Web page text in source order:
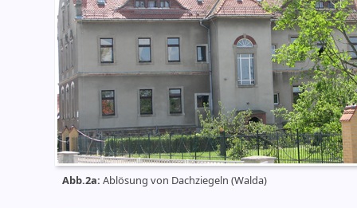
Abb.2a: Ablösung von Dachziegeln (Walda)